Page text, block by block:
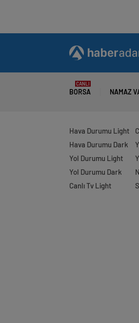
BORSA
CANLI
NAMAZ
Hava Durumu Light
Hava Durumu Dark
Yol Durumu Light
Yol Durumu Dark
Canlı Tv Light